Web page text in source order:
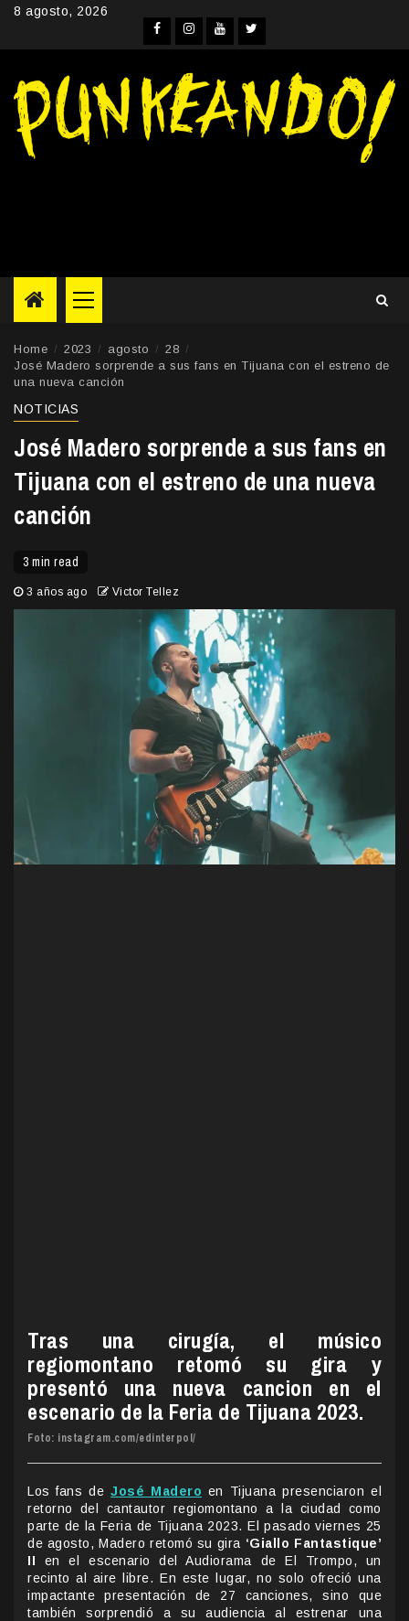
Skip8 agosto, 2026
Facebook
Instagram
YouTube
Twitter
Primary
Menu
Home 2023 agosto
28
José Madero sorprende a sus fans en Tijuana con el estreno de
una nueva canción
NOTICIAS
José Madero sorprende a sus fans en
Tijuana con el estreno de una nueva
canción
3 min read
3 años ago Victor Tellez
Tras una cirugía, el músico
regiomontano retomó su gira y
presentó una nueva cancion en el
escenario de la Feria de Tijuana 2023.
Foto: instagram.com/edinterpol/
Los fans deJosé Madero en Tijuana presenciaron el
retorno del cantautor regiomontano a la ciudad como
parte de la Feria de Tijuana 2023. El pasado viernes 25
de agosto, Madero retomó su gira ‘Giallo Fantastique’
II en el escenario del Audiorama de El Trompo, un
recinto al aire libre. En este lugar, no solo ofreció una
impactante presentación de 27 canciones, sino que
también sorprendió a su audiencia al estrenar una